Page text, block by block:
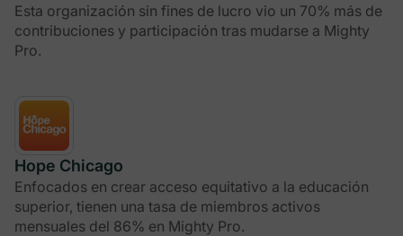
Esta organización sin fines de lucro vio un 70% más de
contribuciones y participación tras mudarse a Mighty
Pro.
Hope Chicago
Enfocados en crear acceso equitativo a la educación
superior, tienen una tasa de miembros activos
mensuales del 86% en Mighty Pro.